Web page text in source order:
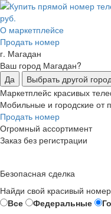
О маркетплейсе
Продать номер
г. Магадан
Ваш город Магадан?
Да
Выбрать другой
Маркетплейс красивых
Мобильные и городские от
Продать номер
Огромный ассортимент
Заказ без регистрации
Безопасная сделка
Найди свой красивый номер
Все
Федеральные